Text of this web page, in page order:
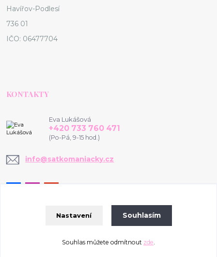
Havířov-Podlesí
736 01
IČO: 06477704
KONTAKTY
Eva Lukášová
+420 733 760 471
(Po-Pá, 9-15 hod.)
info@satkomaniacky.cz
Vytvořeno na
Eshop-rychle.cz
Nastavení Souhlasím
Souhlas můžete odmítnout zde